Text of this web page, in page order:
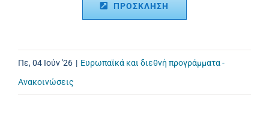
ΠΡΟΣΚΛΗΣΗ
Πε, 04 Ιούν '26 | Ευρωπαϊκά και διεθνή προγράμματα -
Ανακοινώσεις